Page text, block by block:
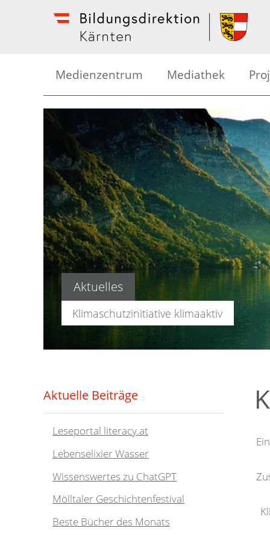
Medienzentrum
Kreative Medienarbeit
Medienseminare
Mediathek
Geräteverleih
Mediathek
Aktuelles
Klimaschutzinitiative klimaaktiv
Aktuelle Beiträge
Leseportal literacy.at
Lebenselixier Wasser
Wissenswertes zu ChatGPT
Mölltaler Geschichtenfestival
Beste Bücher des Monats